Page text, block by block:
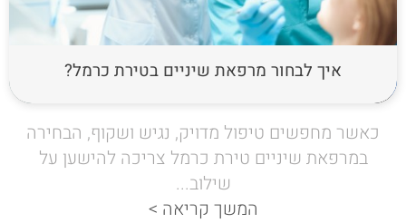
איך לבחור מרפאת שיניים בטירת כרמל?
כאשר מחפשים טיפול מדויק, נגיש ושקוף, הבחירה
במרפאת שיניים טירת כרמל צריכה להישען על
שילוב...
המשך קריאה >